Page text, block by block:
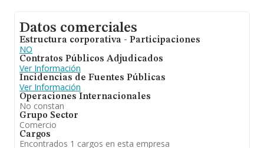
Datos comerciales
Estructura corporativa - Participaciones
NO
Contratos Públicos Adjudicados
Ver Información
Incidencias de Fuentes Públicas
Ver Información
Operaciones Internacionales
No constan
Grupo Sector
Comercio
Cargos
Encontrados 1 cargos en esta empresa